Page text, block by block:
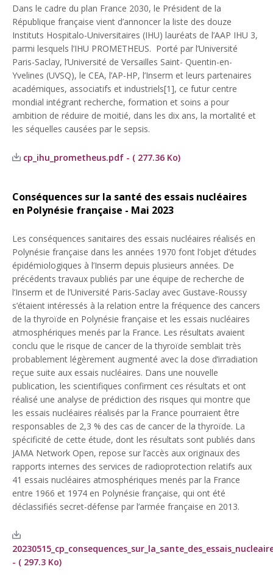
Dans le cadre du plan France 2030, le Président de la
République française vient d’annoncer la liste des douze
Instituts Hospitalo-Universitaires (IHU) lauréats de l’AAP IHU 3,
parmi lesquels l’IHU PROMETHEUS. Porté par l’Université
Paris-Saclay, l’Université de Versailles Saint- Quentin-en-
Yvelines (UVSQ), le CEA, l’AP-HP, l’Inserm et leurs partenaires
académiques, associatifs et industriels[1], ce futur centre
mondial intégrant recherche, formation et soins a pour
ambition de réduire de moitié, dans les dix ans, la mortalité et
les séquelles causées par le sepsis.
cp_ihu_prometheus.pdf - ( 277.36 Ko)
Conséquences sur la santé des essais nucléaires
en Polynésie française - Mai 2023
Les conséquences sanitaires des essais nucléaires réalisés en
Polynésie française dans les années 1970 font l’objet d’études
épidémiologiques à l’Inserm depuis plusieurs années. De
précédents travaux publiés par une équipe de recherche de
l’Inserm et de l’Université Paris-Saclay avec Gustave-Roussy
s’étaient intéressés à la relation entre la fréquence des cancers
de la thyroïde en Polynésie française et les essais nucléaires
atmosphériques menés par la France. Les résultats avaient
conclu que le risque de cancer de la thyroïde semblait très
probablement légèrement augmenté avec la dose d’irradiation
reçue suite aux essais nucléaires. Dans une nouvelle
publication, les scientifiques confirment ces résultats et ont
réalisé une analyse de prédiction des risques qui montre que
les essais nucléaires réalisés par la France pourraient être
responsables de 2,3 % des cas de cancer de la thyroïde. La
spécificité de cette étude, dont les résultats sont publiés dans
JAMA Network Open, repose sur l’accès aux originaux des
rapports internes des services de radioprotection relatifs aux
41 essais nucléaires atmosphériques menés par la France
entre 1966 et 1974 en Polynésie française, qui ont été
déclassifiés secret-défense par l’armée française en 2013.
- ( 297.3 Ko)